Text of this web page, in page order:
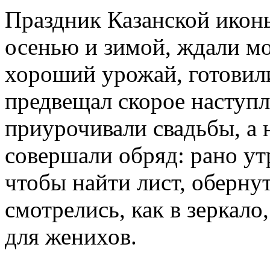
Праздник Казанской
осенью и зимой, ждали
хороший урожай,
предвещал скорое
приурочивали свадьбы,
совершали обряд: рано
чтобы найти лист,
смотрелись, как в
для женихов.